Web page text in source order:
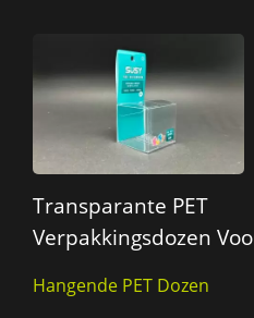
Transparante PET
Verpakkingsdozen
Hangende PET Dozen